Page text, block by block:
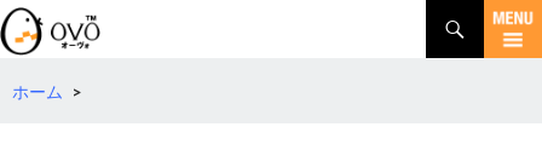
検
索
コ
テホーム >